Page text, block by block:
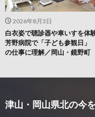
2026年8月3日
白衣姿で聴診器や車いすを体
芳野病院で「子ども参観日
の仕事に理解／岡山・鏡野町
津山・岡山県北の今